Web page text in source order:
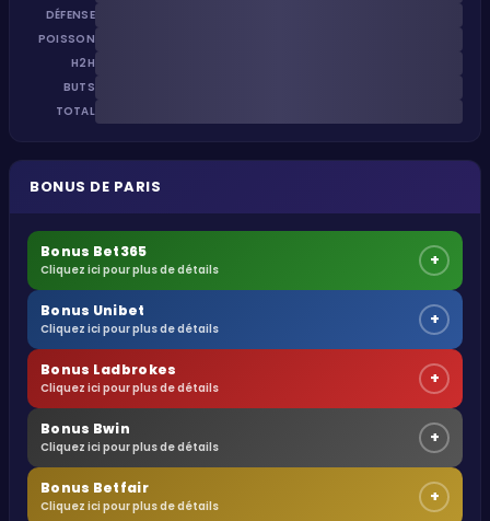
DÉFENSE
POISSON
H2H
BUTS
TOTAL
BONUS DE PARIS
Bonus Bet365
Cliquez ici pour plus de détails +
Bonus Unibet
Cliquez ici pour plus de détails +
Bonus Ladbrokes
Cliquez ici pour plus de détails +
Bonus Bwin
Cliquez ici pour plus de détails +
Bonus Betfair
Cliquez ici pour plus de détails +